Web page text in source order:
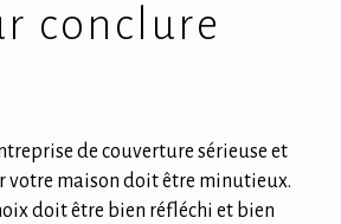
conclure
de couverture sérieuse et
votre maison doit être minutieux.
doit être bien réfléchi et bien